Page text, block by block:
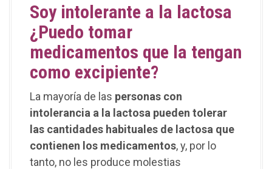
Soy intolerante a la lactosa
¿Puedo tomar
medicamentos que la tengan
como excipiente?
La mayoría de las personas con
intolerancia a la lactosa pueden tolerar
las cantidades habituales de lactosa que
contienen los medicamentos, y, por lo
tanto, no les produce molestias